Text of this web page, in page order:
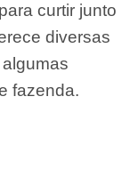
curtir junto
diversas
fazenda.